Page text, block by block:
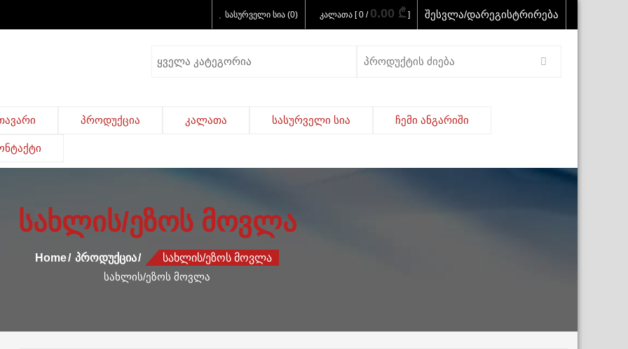
სასურველი სია (0) კალათა [ 0 / 0.00 ₾ ] შესვლა/დარეგისტრირება
Search
პროდუქცია კალათა სასურველი სია ჩემი ანგარიში
სახლის/ეზოს მოვლა
Home Პროდუქცია
Სახლის/ეზოს Მოვლა
სახლის/ეზოს მოვლა